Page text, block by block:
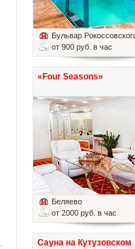
Бульвар
от 900 руб. в час
«Four Seasons»
Беляево
от 2000 руб. в час
Сауна на Кутузовском